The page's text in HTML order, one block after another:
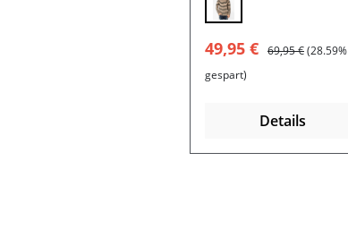
Verkaufspreis:
49,95 € Regulärer Preis:
69,95 €(28.59%
gespart)
Details